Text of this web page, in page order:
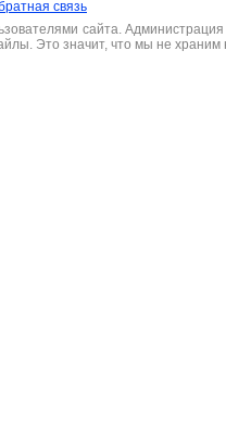
связь
сайта. Администрация
Это значит, что мы не